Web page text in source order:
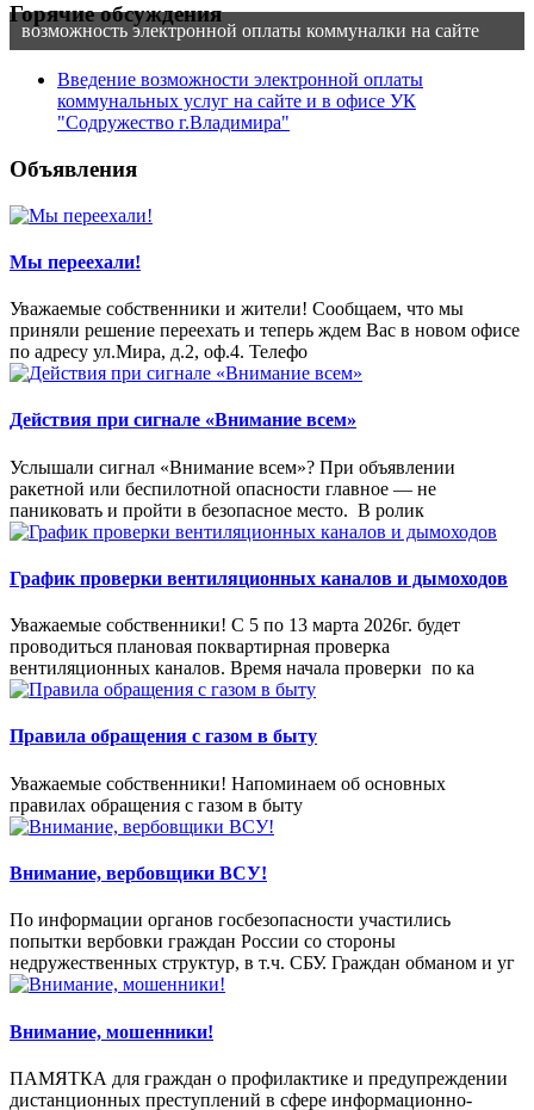
Горячие обсуждения
возможность электронной оплаты коммуналки на сайте
Введение возможности электронной оплаты
коммунальных услуг на сайте и в офисе УК
"Содружество г.Владимира"
Объявления
Мы переехали!
Уважаемые собственники и жители! Сообщаем, что мы
приняли решение переехать и теперь ждем Вас в новом офисе
по адресу ул.Мира, д.2, оф.4. Телефо
Действия при сигнале «Внимание всем»
Услышали сигнал «Внимание всем»? При объявлении
ракетной или беспилотной опасности главное — не
паниковать и пройти в безопасное место. ⁣ В ролик
График проверки вентиляционных каналов и дымоходов
Уважаемые собственники! С 5 по 13 марта 2026г. будет
проводиться плановая поквартирная проверка
вентиляционных каналов. Время начала проверки по ка
Правила обращения с газом в быту
Уважаемые собственники! Напоминаем об основных
правилах обращения с газом в быту
Внимание, вербовщики ВСУ!
По информации органов госбезопасности участились
попытки вербовки граждан России со стороны
недружественных структур, в т.ч. СБУ. Граждан обманом и уг
Внимание, мошенники!
ПАМЯТКА для граждан о профилактике и предупреждении
дистанционных преступлений в сфере информационно-